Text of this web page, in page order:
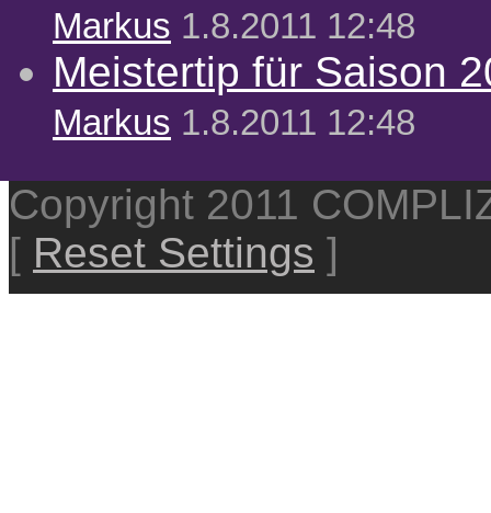
Markus 1.8.2011 12:48
Meistertip für Saison
Markus 1.8.2011 12:48
Copyright 2011
[ Reset Settings ]